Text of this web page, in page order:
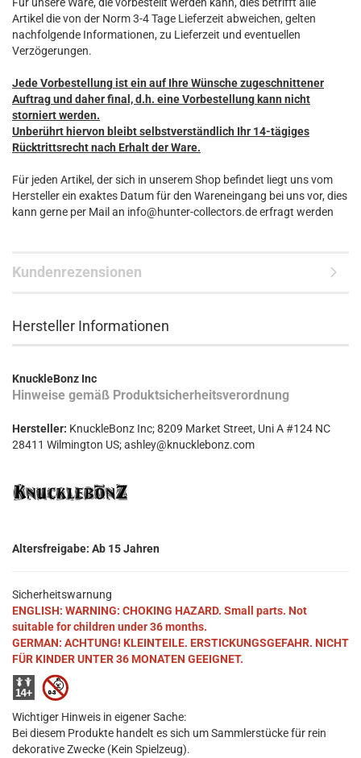
Artikel die von der Norm 3-4 Tage Lieferzeit abweichen, gelten
nachfolgende Informationen, zu Lieferzeit und eventuellen
Verzögerungen.
Jede Vorbestellung ist ein auf Ihre Wünsche zugeschnittener
Auftrag und daher final, d.h. eine Vorbestellung kann nicht
storniert werden.
Unberührt hiervon bleibt selbstverständlich Ihr 14-tägiges
Rücktrittsrecht nach Erhalt der Ware.
Für jeden Artikel, der sich in unserem Shop befindet liegt uns vom
Hersteller ein exaktes Datum für den Wareneingang bei uns vor, dies
kann gerne per Mail an info@hunter-collectors.de erfragt werden
Kundenrezensionen
Hersteller Informationen
KnuckleBonz Inc
Hinweise gemäß Produktsicherheitsverordnung
Hersteller: KnuckleBonz Inc; 8209 Market Street, Uni A #124 NC
28411 Wilmington US; ashley@knucklebonz.com
Altersfreigabe: Ab 15 Jahren
Sicherheitswarnung
ENGLISH: WARNING: CHOKING HAZARD. Small parts. Not
suitable for children under 36 months.
GERMAN: ACHTUNG! KLEINTEILE. ERSTICKUNGSGEFAHR. NICHT
FÜR KINDER UNTER 36 MONATEN GEEIGNET.
Wichtiger Hinweis in eigener Sache:
Bei diesem Produkte handelt es sich um Sammlerstücke für rein
dekorative Zwecke (Kein Spielzeug).